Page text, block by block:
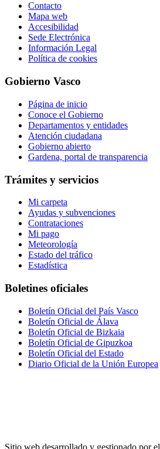
Contacto
Mapa web
Accesibilidad
Sede Electrónica
Información Legal
Política de cookies
Gobierno Vasco
Página de inicio
Conoce el Gobierno
Departamentos y entidades
Atención ciudadana
Gobierno abierto
Gardena, portal de transparencia
Trámites y servicios
Mi carpeta
Ayudas y subvenciones
Contrataciones
Mi pago
Meteorología
Estado del tráfico
Estadística
Boletines oficiales
Boletín Oficial del País Vasco
Boletín Oficial de Álava
Boletín Oficial de Bizkaia
Boletín Oficial de Gipuzkoa
Boletín Oficial del Estado
Diario Oficial de la Unión Europea